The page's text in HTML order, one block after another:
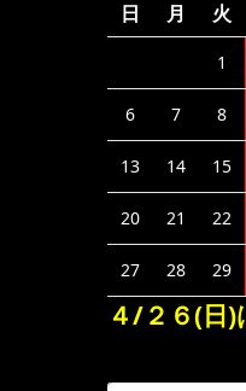
日
月 火
1
6 7 8
13 14 15
20 21 22
27 28 29
４/２６(日